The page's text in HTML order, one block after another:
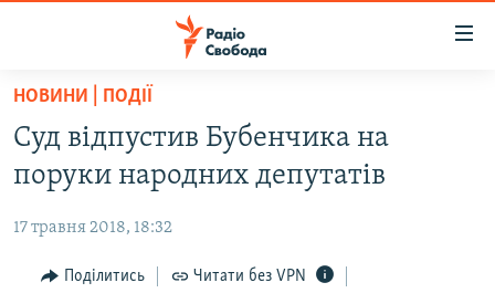
Перейти
основного
матеріалу
Перейти
до
навігації
РАДІО СВОБОДА – 70 РОКІВ
ВСЕ ЗА ДОБУ
СТАТТІ
ПОЛІТИКА
ЕКОНОМІКА
ВІЙНА
РОСІЙСЬКА «ФІЛЬТРАЦІЯ»
НОВИНИ | ПОДІЇ
Суд відпустив Бубенчика на
поруки народних депутатів
17 травня 2018, 18:32
Поділитись Читати без VPN